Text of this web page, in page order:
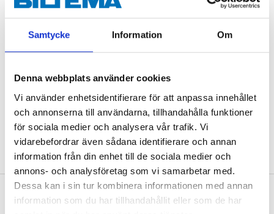
Samtycke Information Om
Denna webbplats använder cookies
Vi använder enhetsidentifierare för att anpassa innehållet
och annonserna till användarna, tillhandahålla funktioner
för sociala medier och analysera vår trafik. Vi
vidarebefordrar även sådana identifierare och annan
information från din enhet till de sociala medier och
annons- och analysföretag som vi samarbetar med.
Dessa kan i sin tur kombinera informationen med annan
information som du har tillhandahållit eller som de har
For straight connection of PP piping. With
Technical specifications
Pipe diameter
32 mm
Angle
45 °
About the manufacturer